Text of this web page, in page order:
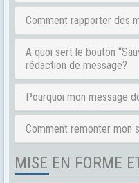
Comment rapporter des
A quoi sert le bouton
rédaction de message?
Pourquoi mon message
Comment remonter mon
MISE EN FORME